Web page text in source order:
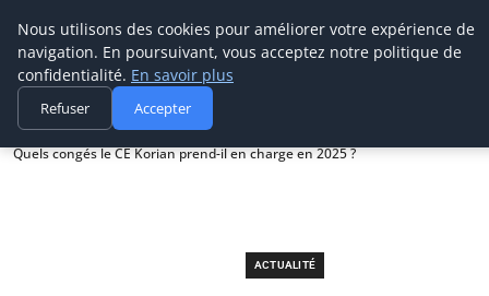
Prospection Pro
Accueil
Actualité
Quels congés le CE Korian prend-il en charge en 2025 ?
ACTUALITÉ
Nous utilisons des cookies pour améliorer votre expérience de
navigation. En poursuivant, vous acceptez notre politique de
confidentialité. En savoir plus
Refuser Accepter